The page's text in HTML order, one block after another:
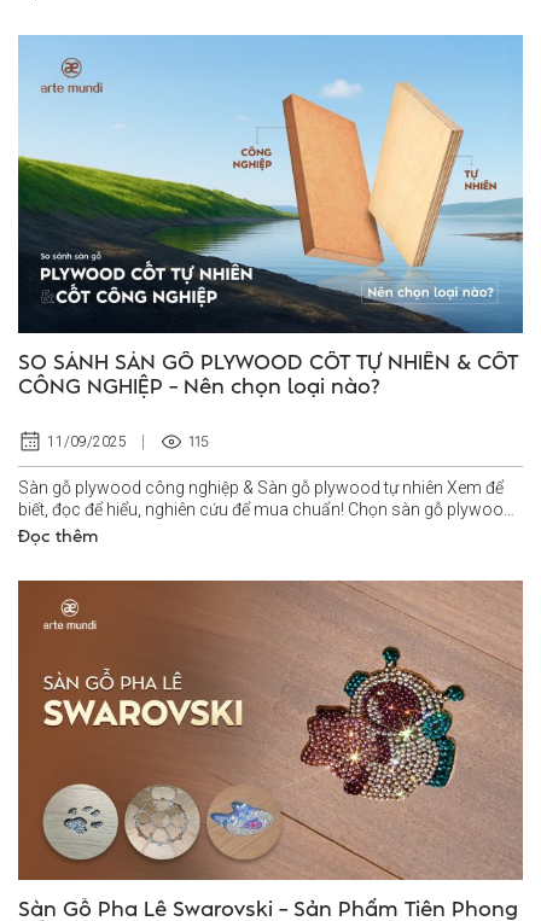
SO SÁNH SÀN GỖ PLYWOOD CỐT TỰ NHIÊN & CỐT
CÔNG NGHIỆP – Nên chọn loại nào?
11/09/2025 115
Sàn gỗ plywood công nghiệp & Sàn gỗ plywood tự nhiên Xem để
biết, đọc để hiểu, nghiên cứu để mua chuẩn! Chọn sàn gỗ plywood
cốt tự nhiên hay...
Đọc thêm
Sàn Gỗ Pha Lê Swarovski – Sản Phẩm Tiên Phong